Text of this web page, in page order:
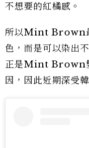
不想要的紅橘感。
所以Mint Brown
色，而是可以染出
正是Mint Brown
因，因此近期深受